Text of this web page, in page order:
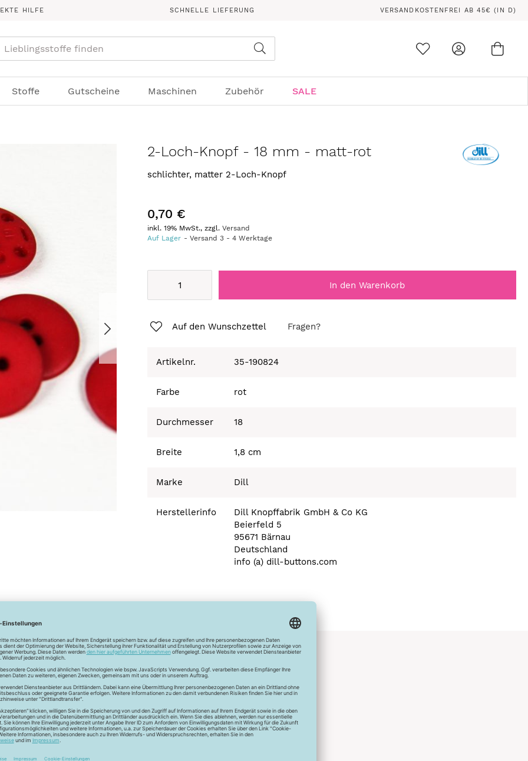
HILFE SCHNELLE LIEFERUNG VERSANDKOSTENFREI AB 45€ (IN D)
Stoffe Gutscheine Maschinen Zubehör SALE
2-Loch-Knopf - 18 mm - matt-rot
schlichter, matter 2-Loch-Knopf
0,70 €
inkl. 19% MwSt., zzgl.Versand
Auf Lager
Versand3 -4 Werktage
In den Warenkorb
Auf den Wunschzettel Fragen?
Artikelnr. 35-190824
Farbe rot
Durchmesser 18
Breite 1,8 cm
Marke Dill
Herstellerinfo
Dill Knopffabrik GmbH & Co KG
Beierfeld 5
95671 Bärnau
Deutschland
info (a) dill-buttons.com
Unser Newsletter
Newsletter
jetzt unseren exklusiven Newsletter und profitiere von zahlreichen
Vorteilen:
Aktionen und Rabatte: Als Newsletter Abonnent erfährst du als erstes